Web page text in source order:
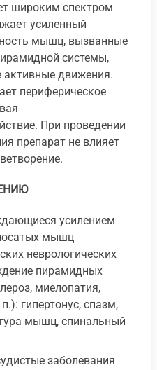
широким спектром
усиленный
мышц, вызванные
системы,
активные движения.
периферическое
При проведении
препарат не влияет
усилением
мышц
неврологических
пирамидных
миелопатия,
гипертонус, спазм,
мышц, спинальный
заболевания